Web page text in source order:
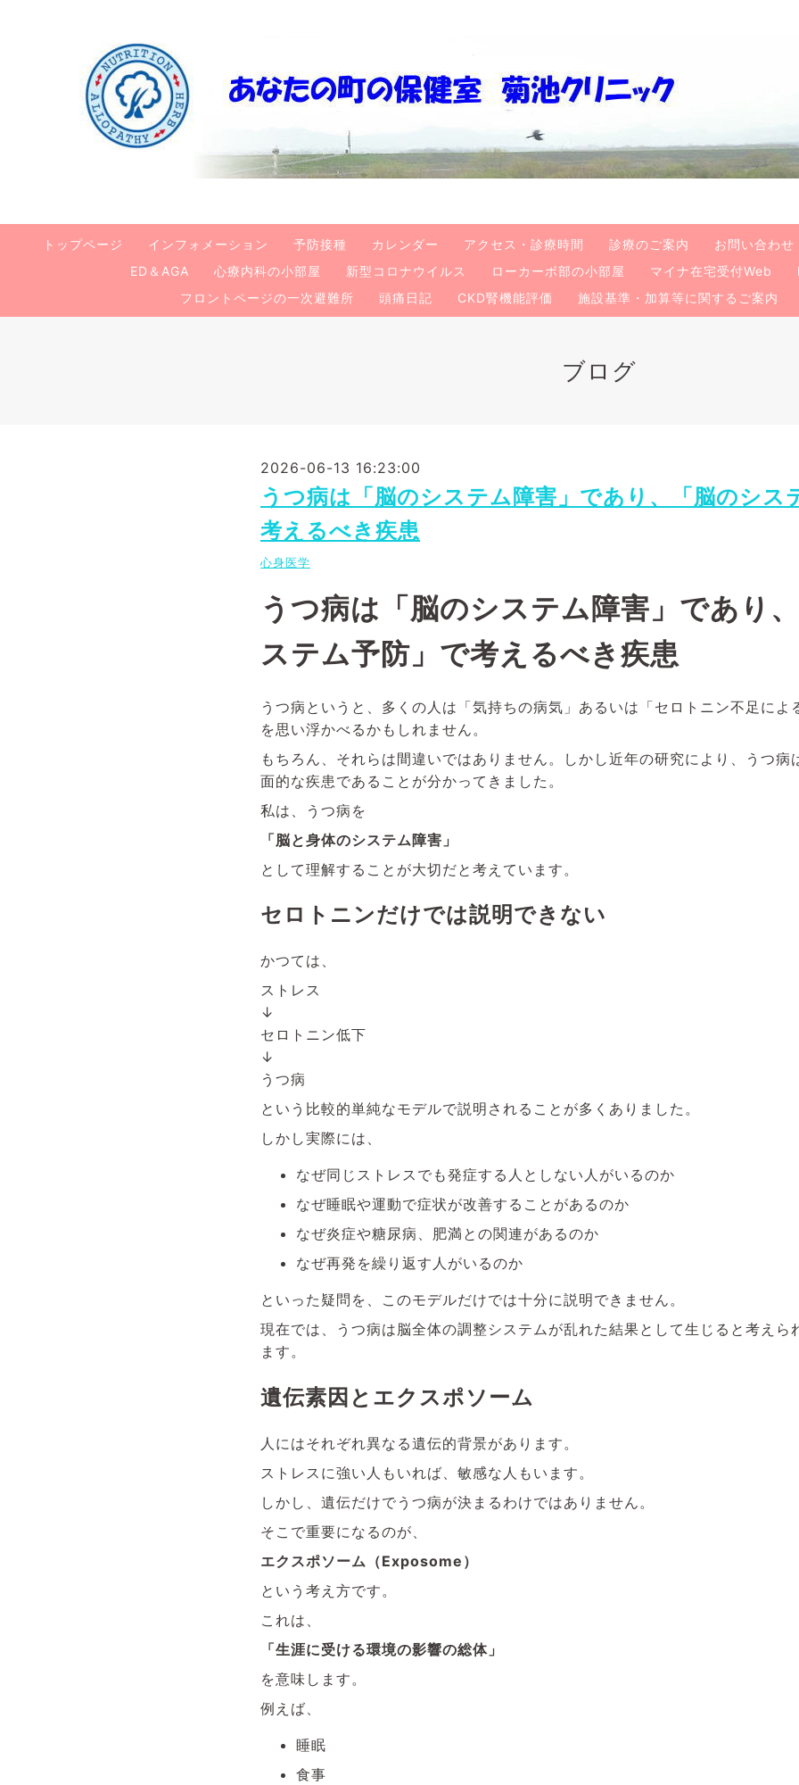
トップページ インフォメーション 予防接種 カレンダー アクセス・診療時間 診療のご案内 お問い合わせ
ED＆AGA
心療内科の小部屋 新型コロナウイルス ローカーボ部の小部屋 マイナ在宅受付Web
フロントページの一次避難所
頭痛日記 CKD腎機能評価 施設基準・加算等に関するご案内
ブログ
2026-06-13 16:23:00
うつ病は「脳のシステム障害」であり、「脳のシス
考えるべき疾患
心身医学
うつ病は「脳のシステム障害」であり
ステム予防」で考えるべき疾患
うつ病というと、多くの人は「気持ちの病気」あるいは「セロトニン不足によ
を思い浮かべるかもしれません。
もちろん、それらは間違いではありません。しかし近年の研究により、うつ病
面的な疾患であることが分かってきました。
私は、うつ病を
「脳と身体のシステム障害」
として理解することが大切だと考えています。
セロトニンだけでは説明できない
かつては、
ストレス
↓
セロトニン低下
↓
うつ病
という比較的単純なモデルで説明されることが多くありました。
しかし実際には、
なぜ同じストレスでも発症する人としない人がいるのか
なぜ睡眠や運動で症状が改善することがあるのか
なぜ炎症や糖尿病、肥満との関連があるのか
なぜ再発を繰り返す人がいるのか
といった疑問を、このモデルだけでは十分に説明できません。
現在では、うつ病は脳全体の調整システムが乱れた結果として生じると考えら
ます。
遺伝素因とエクスポソーム
人にはそれぞれ異なる遺伝的背景があります。
ストレスに強い人もいれば、敏感な人もいます。
しかし、遺伝だけでうつ病が決まるわけではありません。
そこで重要になるのが、
エクスポソーム（Exposome）
という考え方です。
これは、
「生涯に受ける環境の影響の総体」
を意味します。
例えば、
睡眠
食事